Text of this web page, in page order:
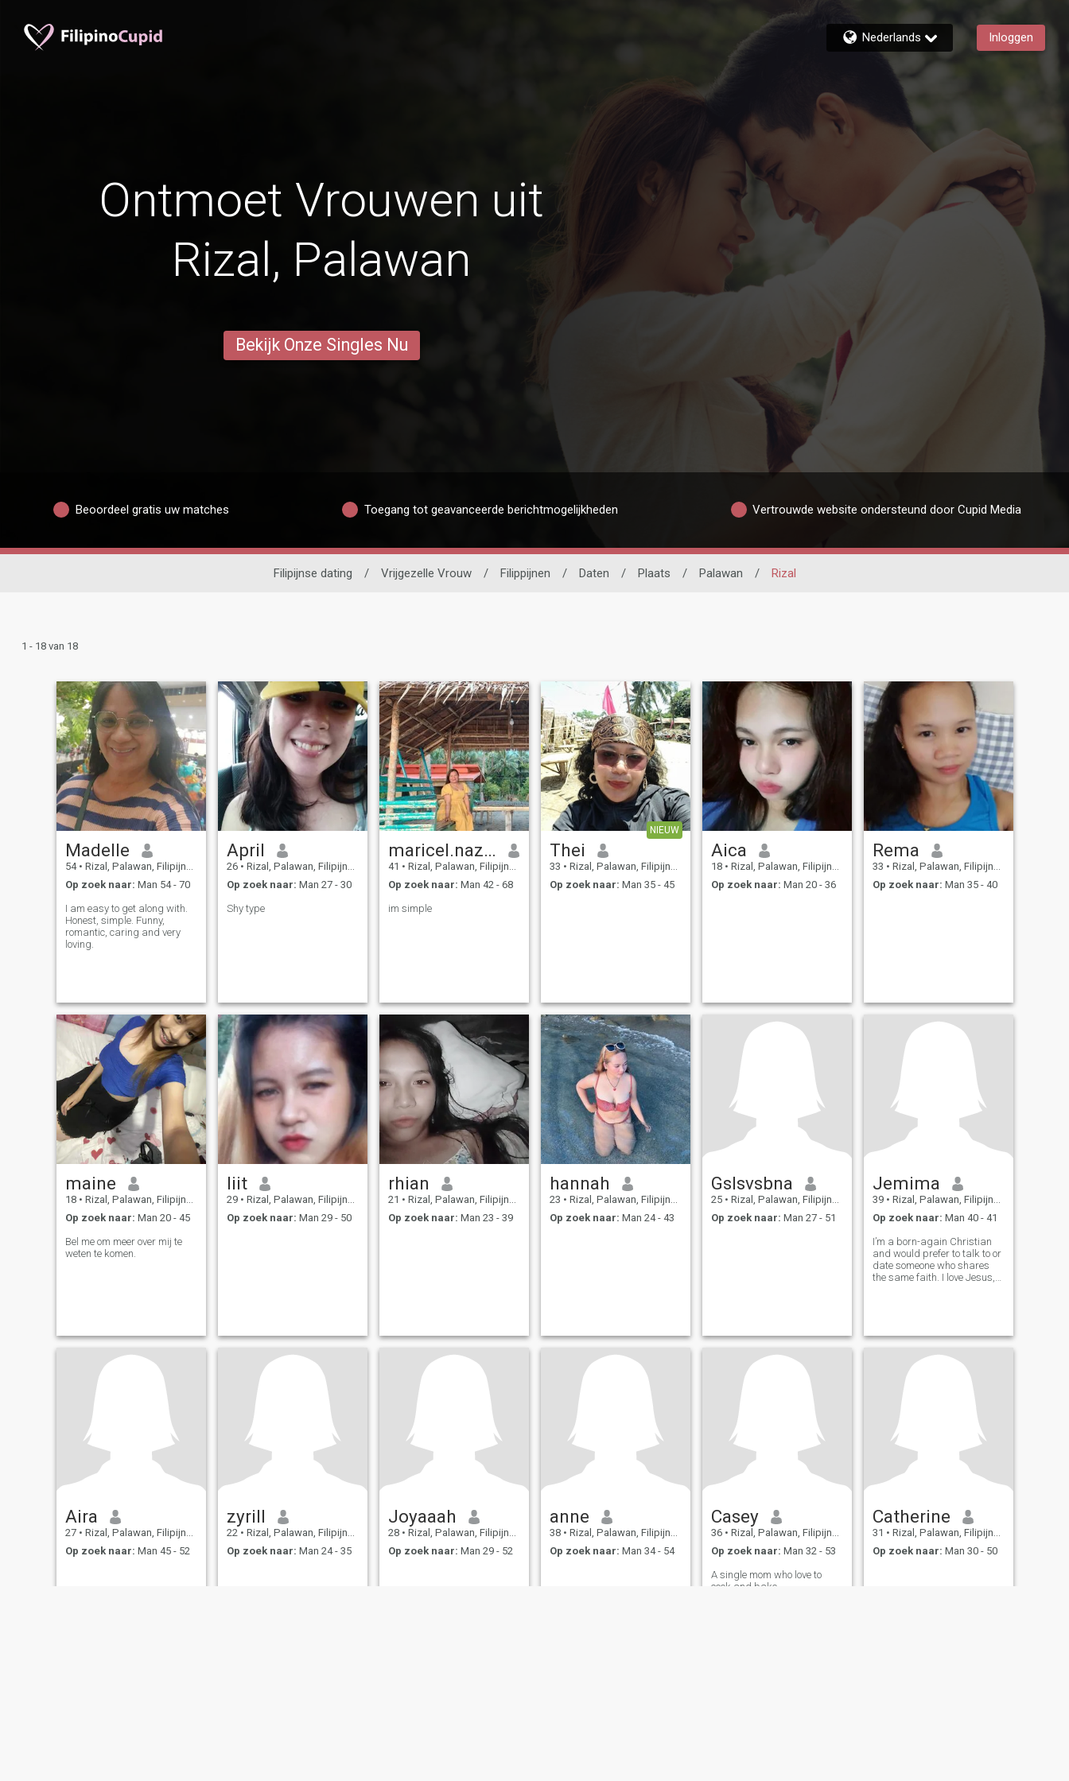
Nederlands Inloggen
Ontmoet Vrouwen uit
Rizal, Palawan
Bekijk Onze Singles Nu
Beoordeel gratis uw matches Toegang tot geavanceerde berichtmogelijkheden Vertrouwde website ondersteund door Cupid Media
Filipijnse dating / Vrijgezelle Vrouw / Filippijnen / Daten / Plaats / Palawan / Rizal
1 - 18 van 18
Madelle
54 • Rizal, Palawan, Filipijnen
Op zoek naar: Man 54 - 70
I am easy to get along with.
Honest, simple. Funny,
romantic, caring and very
loving.
April
26 • Rizal, Palawan, Filipijnen
Op zoek naar: Man 27 - 30
Shy type
maricel.nazareno
41 • Rizal, Palawan, Filipijnen
Op zoek naar: Man 42 - 68
im simple
NIEUW
Thei
33 • Rizal, Palawan, Filipijnen
Op zoek naar: Man 35 - 45
Aica
18 • Rizal, Palawan, Filipijnen
Op zoek naar: Man 20 - 36
Rema
33 • Rizal, Palawan, Filipijnen
Op zoek naar: Man 35 - 40
maine
18 • Rizal, Palawan, Filipijnen
Op zoek naar: Man 20 - 45
Bel me om meer over mij te
weten te komen.
liit
29 • Rizal, Palawan, Filipijnen
Op zoek naar: Man 29 - 50
rhian
21 • Rizal, Palawan, Filipijnen
Op zoek naar: Man 23 - 39
hannah
23 • Rizal, Palawan, Filipijnen
Op zoek naar: Man 24 - 43
Gslsvsbna
25 • Rizal, Palawan, Filipijnen
Op zoek naar: Man 27 - 51
Jemima
39 • Rizal, Palawan, Filipijnen
Op zoek naar: Man 40 - 41
I’m a born-again Christian
and would prefer to talk to or
date someone who shares
the same faith. I love Jesus,
Aira
27 • Rizal, Palawan, Filipijnen
Op zoek naar: Man 45 - 52
zyrill
22 • Rizal, Palawan, Filipijnen
Op zoek naar: Man 24 - 35
Joyaaah
28 • Rizal, Palawan, Filipijnen
Op zoek naar: Man 29 - 52
anne
38 • Rizal, Palawan, Filipijnen
Op zoek naar: Man 34 - 54
Casey
36 • Rizal, Palawan, Filipijnen
Op zoek naar: Man 32 - 53
A single mom who love to
cook and bake
Catherine
31 • Rizal, Palawan, Filipijnen
Op zoek naar: Man 30 - 50